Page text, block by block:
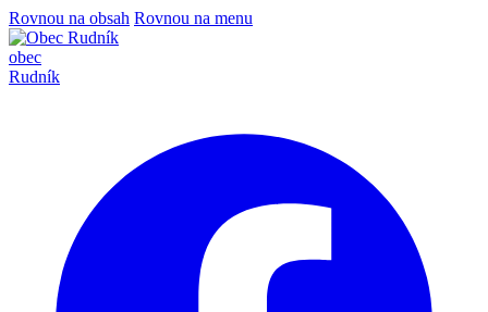
Rovnou na obsah Rovnou na menu
obec
Rudník